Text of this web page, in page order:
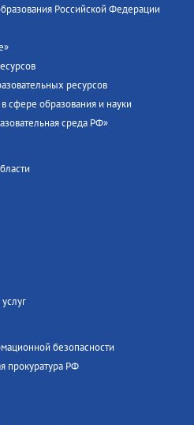
Российской Федерации
ресурсов
сфере образования и науки
среда РФ»
безопасности
прокуратура РФ